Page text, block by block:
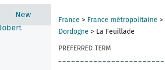
New
France > France métropolitaine >
Dordogne > La Feuillade
PREFERRED TERM